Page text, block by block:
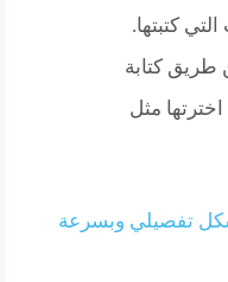
كتبتها.
طريق كتابة
مثل
تفصيلي وبسرعة